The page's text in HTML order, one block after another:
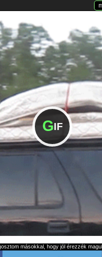
GIF
másokkal, hogy jól érezzék